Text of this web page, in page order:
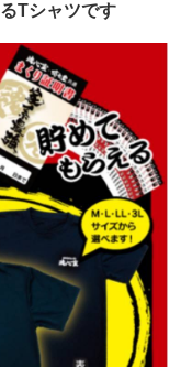
Tシャツです